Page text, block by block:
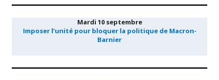
Mardi 10 septembre
Imposer l’unité pour bloquer la politique de Macron-
Barnier